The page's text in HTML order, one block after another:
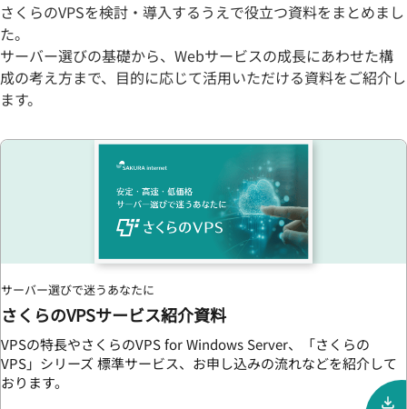
さくらのVPSを検討・導入するうえで役立つ資料をまとめまし
た。
サーバー選びの基礎から、Webサービスの成長にあわせた構
成の考え方まで、目的に応じて活用いただける資料をご紹介し
ます。
サーバー選びで迷うあなたに
さくらのVPSサービス紹介資料
VPSの特長やさくらのVPS for Windows Server、「さくらの
VPS」シリーズ 標準サービス、お申し込みの流れなどを紹介して
おります。